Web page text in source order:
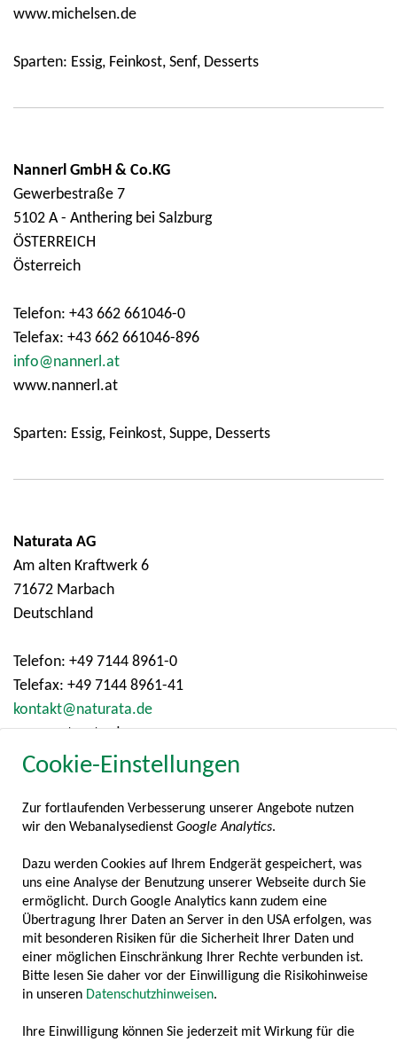
Cookie-Einstellungen
Zur fortlaufenden Verbesserung unserer Angebote nutzen
wir den Webanalysedienst Google Analytics.
Dazu werden Cookies auf Ihrem Endgerät gespeichert, was
uns eine Analyse der Benutzung unserer Webseite durch Sie
ermöglicht. Durch Google Analytics kann zudem eine
Übertragung Ihrer Daten an Server in den USA erfolgen, was
mit besonderen Risiken für die Sicherheit Ihrer Daten und
einer möglichen Einschränkung Ihrer Rechte verbunden ist.
Bitte lesen Sie daher vor der Einwilligung die Risikohinweise
in unseren Datenschutzhinweisen.
Ihre Einwilligung können Sie jederzeit mit Wirkung für die
www.michelsen.de
Sparten: Essig, Feinkost, Senf, Desserts
Nannerl GmbH & Co.KG
Gewerbestraße 7
5102 A - Anthering bei Salzburg
ÖSTERREICH
Österreich
Telefon: +43 662 661046-0
Telefax: +43 662 661046-896
info@nannerl.at
www.nannerl.at
Sparten: Essig, Feinkost, Suppe, Desserts
Naturata AG
Am alten Kraftwerk 6
71672 Marbach
Deutschland
Telefon: +49 7144 8961-0
Telefax: +49 7144 8961-41
kontakt@naturata.de
www.naturata.de
Sparten: Essig, Feinkost, Senf, Suppe
NovaTaste Production GmbH
Eichendorffstraße 25
83395 Freilassing
Deutschland
Telefax: +49 8654 470-844